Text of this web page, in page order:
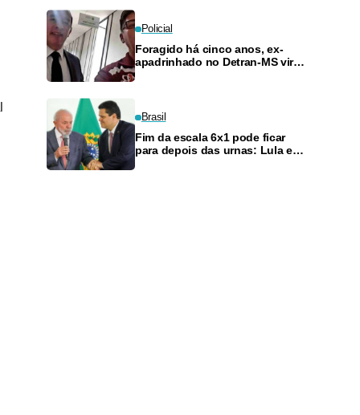
Policial
Foragido há cinco anos, ex-
apadrinhado no Detran-MS vira
Brasil
Fim da escala 6x1 pode ficar
para depois das urnas: Lula e